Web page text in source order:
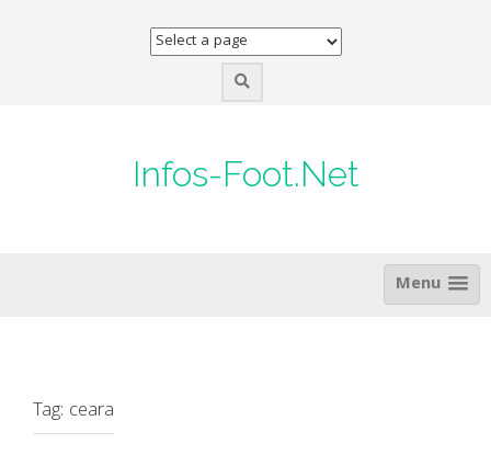
Infos-Foot.Net
Menu
Tag: ceara